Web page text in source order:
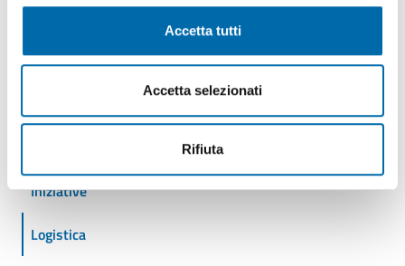
Accetta tutti
Accetta selezionati
Rifiuta
Cantieristica
Iniziative
Logistica